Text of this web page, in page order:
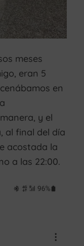
meses
eran 5
en
y el
al final del día
acostada la
a las 22:00.